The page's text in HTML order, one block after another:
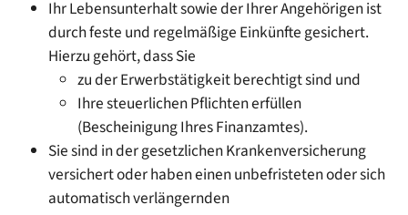
Ihr Lebensunterhalt sowie der Ihrer Angehörigen ist
durch feste und regelmäßige Einkünfte gesichert.
Hierzu gehört, dass Sie
zu der Erwerbstätigkeit berechtigt sind und
Ihre steuerlichen Pflichten erfüllen
(Bescheinigung Ihres Finanzamtes).
Sie sind in der gesetzlichen Krankenversicherung
versichert oder haben einen unbefristeten oder sich
automatisch verlängernden